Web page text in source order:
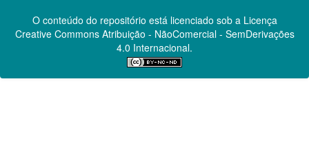
O conteúdo do repositório está licenciado sob a Licença
Creative CommonsAtribuição - NãoComercial - SemDerivações
4.0 Internacional.